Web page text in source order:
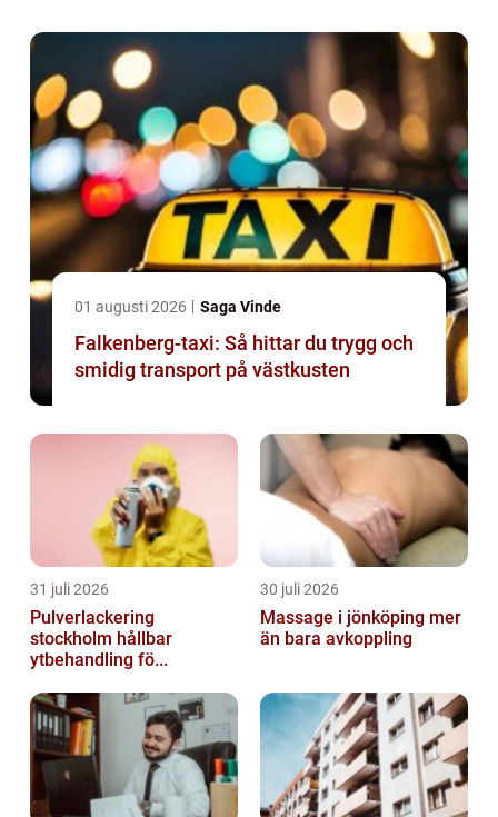
01 augusti 2026 Saga Vinde
Falkenberg-taxi: Så hittar du trygg och
smidig transport på västkusten
31 juli 2026
Pulverlackering
stockholm hållbar
ytbehandling fö...
30 juli 2026
Massage i jönköping mer
än bara avkoppling